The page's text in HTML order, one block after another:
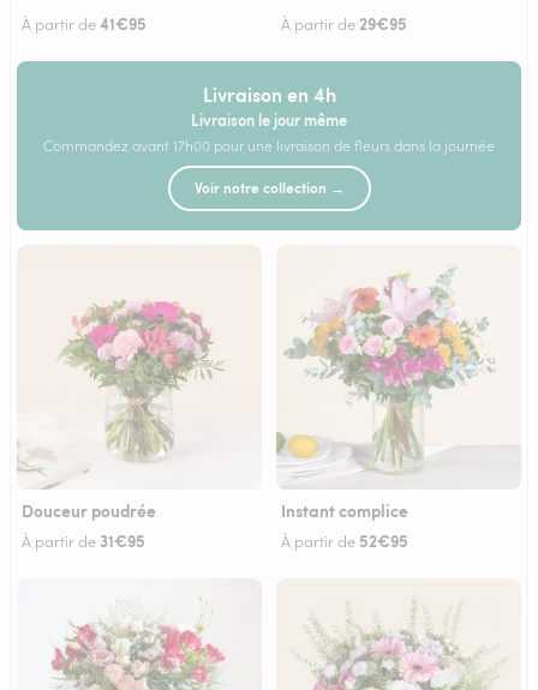
À partir de41€95 À partir de29€95
Livraison en 4h
Livraison le jour même
Commandez avant 17h00 pour une livraison de fleurs dans la journée
Voir notre collection →
Douceur poudrée
À partir de 31€95
Instant complice
À partir de 52€95